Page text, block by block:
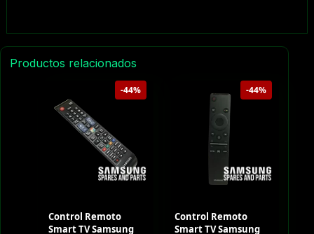
Productos relacionados
-44%
Control Remoto
Smart TV Samsung
-44%
Control Remoto
Smart TV Samsung